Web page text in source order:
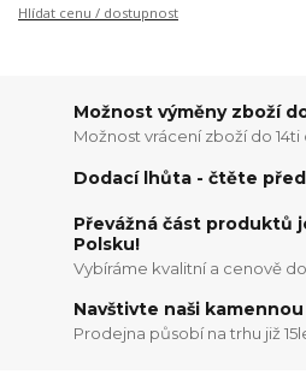
Hlídat cenu / dostupnost
Možnost výměny zboží
Možnost vrácení zboží do 14ti
Dodací lhůta - čtěte
Převážná část produktů
Polsku!
Vybíráme kvalitní a cenově
Navštivte naši
Prodejna působí na trhu již